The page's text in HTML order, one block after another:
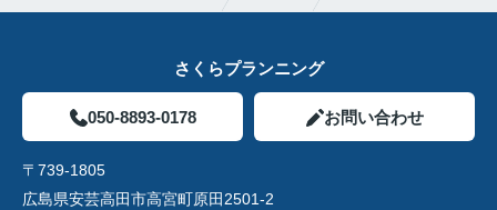
さくらプランニング
050-8893-0178 お問い合わせ
〒739-1805
広島県安芸高田市高宮町原田2501-2